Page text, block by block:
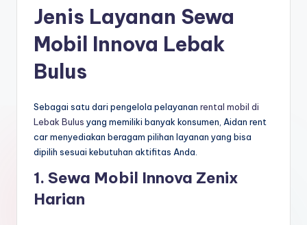
Jenis Layanan Sewa
Mobil Innova Lebak
Bulus
Sebagai satu dari pengelola pelayanan rental mobil di
Lebak Bulus yang memiliki banyak konsumen, Aidan rent
car menyediakan beragam pilihan layanan yang bisa
dipilih sesuai kebutuhan aktifitas Anda.
1. Sewa Mobil Innova Zenix
Harian